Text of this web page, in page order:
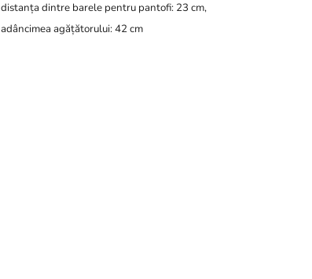
distanța dintre barele pentru pantofi: 23 cm,
adâncimea agățătorului: 42 cm